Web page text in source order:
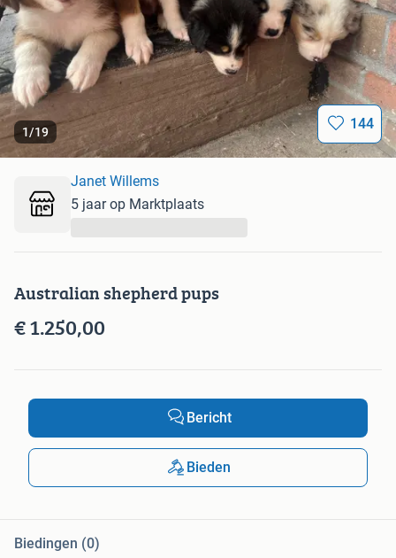
1/19 144
Australian shepherd pups
€ 1.250,00
Janet Willems
5 jaar op Marktplaats
Bericht
Bieden
Biedingen (0)